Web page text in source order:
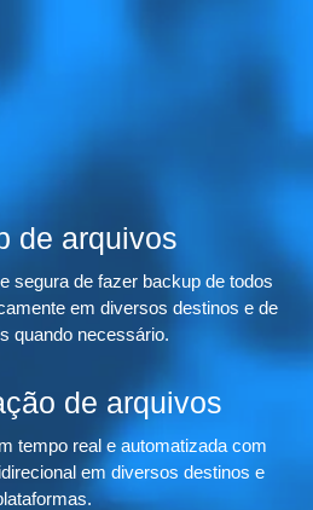
de arquivos
segura de fazer backup de todos
em diversos destinos e de
quando necessário.
de arquivos
tempo real e automatizada com
em diversos destinos e